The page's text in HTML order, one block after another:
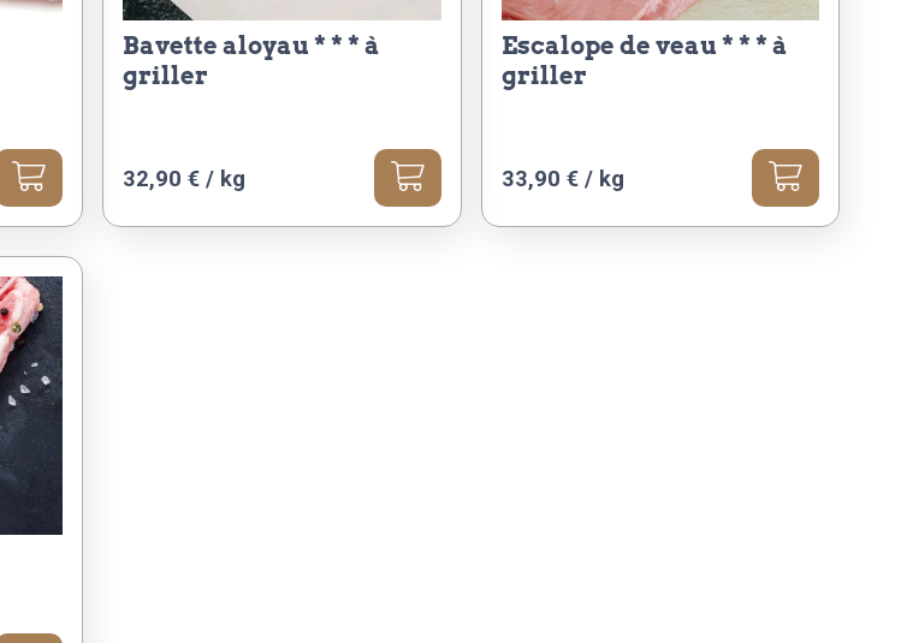
bavette aloyau * * * à
griller
32,90 € / kg
escalope de veau * * * à
griller
33,90 € / kg